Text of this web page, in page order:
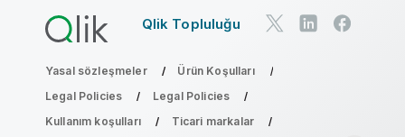
Qlik Topluluğu
Yasal sözleşmeler
Ürün Koşulları
Legal Policies
Legal Policies
Kullanım koşulları
Ticari markalar